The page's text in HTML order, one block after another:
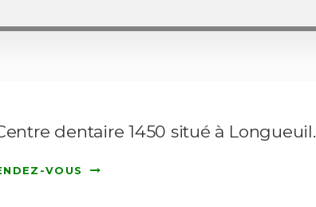
dentaire 1450 situé à Longueuil.
VOUS